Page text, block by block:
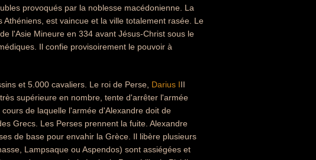
provoqués par la noblesse macédonienne. La
est vaincue et la ville totalement rasée. Le
l'Asie Mineure en 334 avant Jésus-Christ sous le
Il confie provisoirement le pouvoir à
et 5.000 cavaliers. Le roi de Perse, Darius III
supérieure en nombre, tente d'arrêter l'armée
de laquelle l'armée d'Alexandre doit de
Grecs. Les Perses prennent la fuite. Alexandre
de base pour envahir la Grèce. Il libère plusieurs
Lampsaque ou Aspendos) sont assiégées et